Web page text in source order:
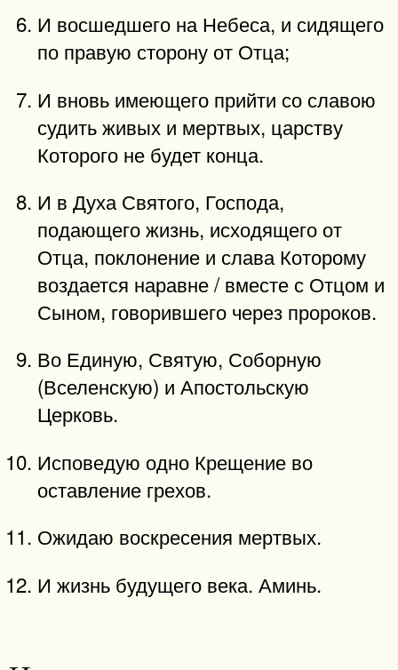
И восшедшего на Небеса, и сидящего
по правую сторону от Отца;
И вновь имеющего прийти со славою
судить живых и мертвых, царству
Которого не будет конца.
И в Духа Святого, Господа,
подающего жизнь, исходящего от
Отца, поклонение и слава Которому
воздается наравне / вместе с Отцом и
Сыном, говорившего через пророков.
Во Единую, Святую, Соборную
(Вселенскую) и Апостольскую
Церковь.
Исповедую одно Крещение во
оставление грехов.
Ожидаю воскресения мертвых.
И жизнь будущего века. Аминь.